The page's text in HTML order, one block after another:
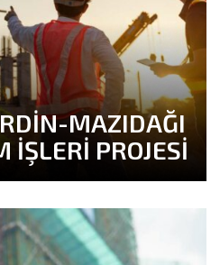
MAZIDAĞI
İŞLERİ PROJESİ